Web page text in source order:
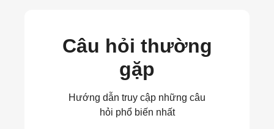
Câu hỏi thường
gặp
Hướng dẫn truy cập những câu
hỏi phổ biến nhất